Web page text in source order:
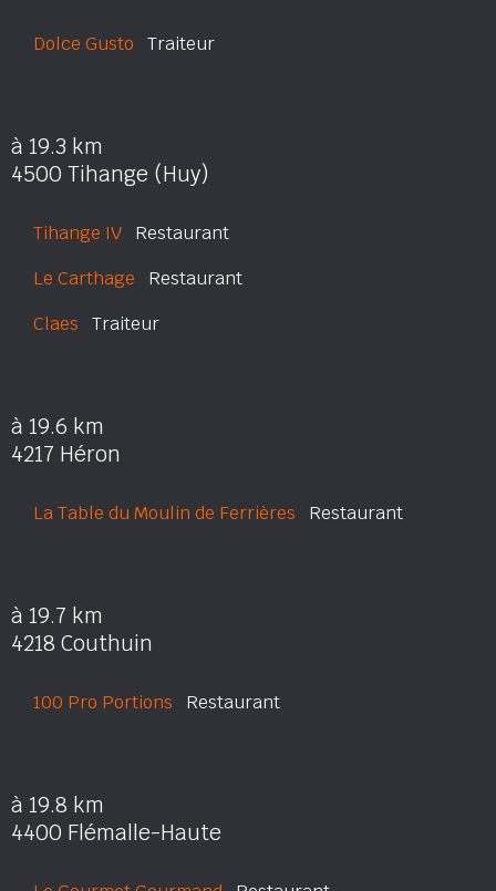
Dolce Gusto Traiteur
à 19.3 km
4500 Tihange (Huy)
Tihange IV Restaurant
Le Carthage Restaurant
Claes Traiteur
à 19.6 km
4217 Héron
La Table du Moulin de Ferrières Restaurant
à 19.7 km
4218 Couthuin
100 Pro Portions Restaurant
à 19.8 km
4400 Flémalle-Haute